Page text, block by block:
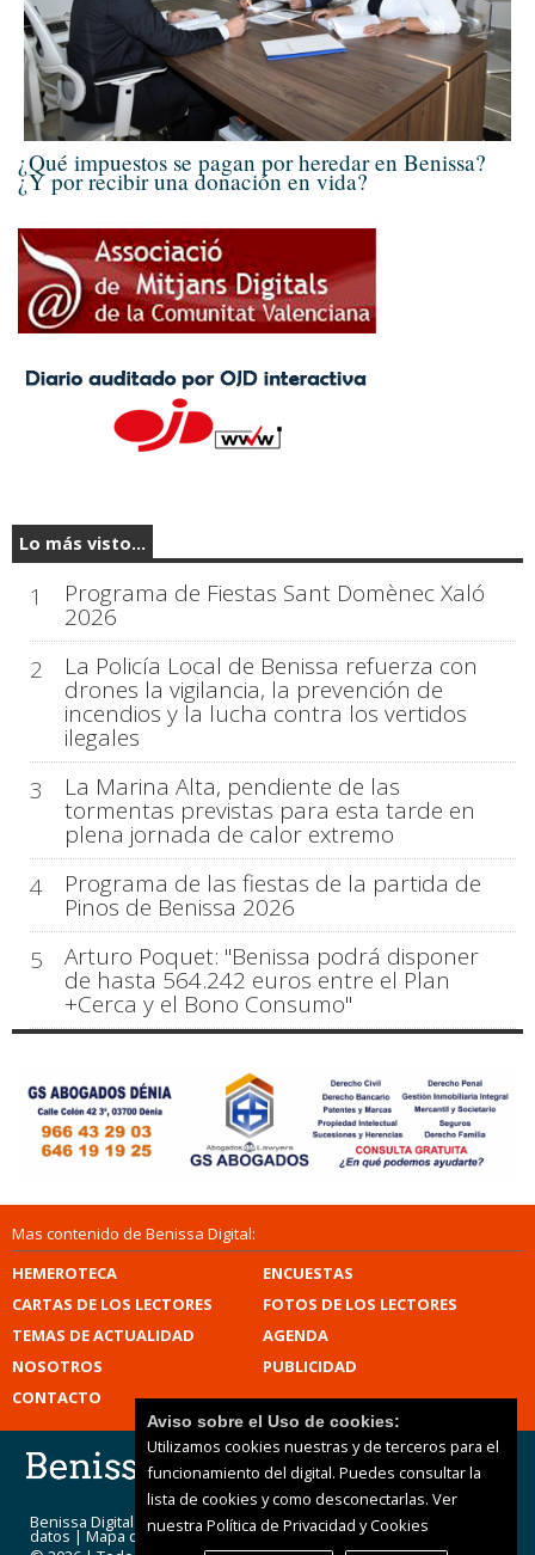
¿Qué impuestos se pagan por heredar en Benissa?
¿Y por recibir una donación en vida?
Lo más visto...
1 Programa de Fiestas Sant Domènec Xaló
2026
2
La Policía Local de Benissa refuerza con
drones la vigilancia, la prevención de
incendios y la lucha contra los vertidos
ilegales
3
La Marina Alta, pendiente de las
tormentas previstas para esta tarde en
plena jornada de calor extremo
4
Programa de las fiestas de la partida de
Pinos de Benissa 2026
5
Arturo Poquet: "Benissa podrá disponer
de hasta 564.242 euros entre el Plan
+Cerca y el Bono Consumo"
Mas contenido de Benissa Digital:
HEMEROTECA
ENCUESTAS
CARTAS DE LOS LECTORES
FOTOS DE LOS LECTORES
TEMAS DE ACTUALIDAD
AGENDA
NOSOTROS
PUBLICIDAD
CONTACTO
Benissa Digital |Términos de uso|Protección de
datos | Mapa del sitio
Aviso sobre el Uso de cookies:
Utilizamos cookies nuestras y de terceros para el
funcionamiento del digital. Puedes consultar la
lista de cookies y como desconectarlas. Ver
nuestra Política de Privacidad y Cookies